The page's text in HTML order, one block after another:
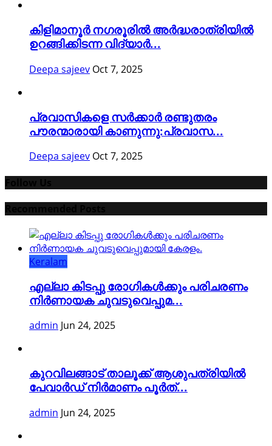
കിളിമാനൂർ നഗരൂരിൽ അർദ്ധരാത്രിയിൽ
ഉറങ്ങിക്കിടന്ന വിദ്യാർ...
Deepa sajeev Oct 7, 2025
പ്രവാസികളെ സർക്കാർ രണ്ടുതരം
പൗരന്മാരായി കാണുന്നു:പ്രവാസ...
Deepa sajeev Oct 7, 2025
Keralam
എല്ലാ കിടപ്പു രോഗികൾക്കും പരിചരണം
നിർണായക ചുവടുവെപ്പുമ...
admin Jun 24, 2025
കുറവിലങ്ങാട് താലൂക്ക് ആശുപത്രിയിൽ
പേവാർഡ് നിർമാണം പൂർത്...
admin Jun 24, 2025